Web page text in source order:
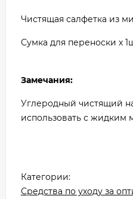
Чистящая салфетка из
Сумка для переноски х
Замечания:
Углеродный чистящий
использовать с
Категории:
Средства по уходу за